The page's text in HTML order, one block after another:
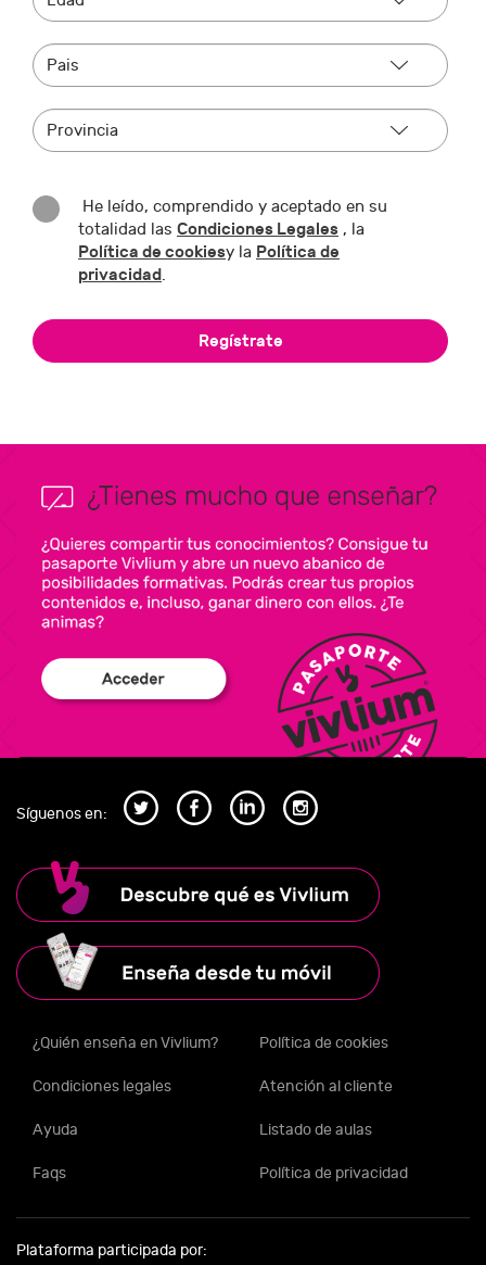
He leído, comprendido y aceptado en su
totalidad las Condiciones Legales , la
Política de cookiesy la Política de
privacidad.
Síguenos en:
¿Quién enseña en Vivlium? Política de cookies
Condiciones legales Atención al cliente
Ayuda Listado de aulas
Faqs Política de privacidad
Plataforma participada por: